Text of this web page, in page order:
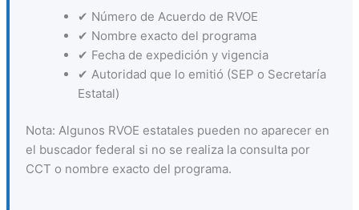
✔ Número de Acuerdo de RVOE
✔ Nombre exacto del programa
✔ Fecha de expedición y vigencia
✔ Autoridad que lo emitió (SEP o Secretaría
Estatal)
Nota: Algunos RVOE estatales pueden no aparecer en
el buscador federal si no se realiza la consulta por
CCT o nombre exacto del programa.